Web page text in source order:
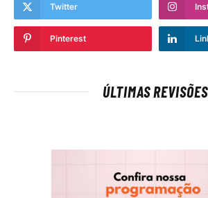
Twitter
Pinterest
ÚLTIMAS REVISÕES